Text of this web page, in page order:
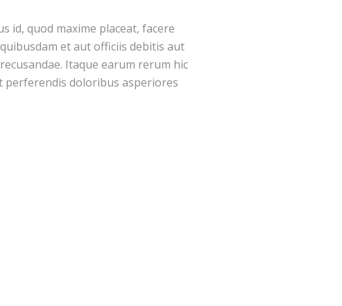
id, quod maxime placeat, facere
et aut officiis debitis aut
Itaque earum rerum hic
perferendis doloribus asperiores